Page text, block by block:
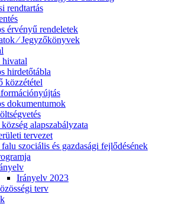
rendtartás
érvényű rendeletek
⁄ Jegyzőkönyvek
hirdetőtábla
közzététel
dokumentumok
alapszabályzata
tervezet
szociális és gazdasági fejlődésének
Irányelv 2023
terv